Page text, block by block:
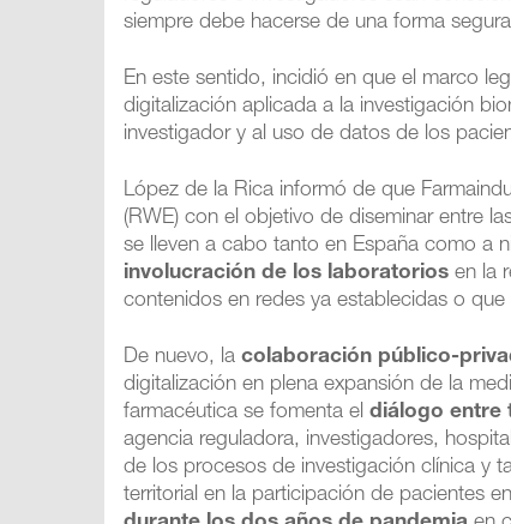
siempre debe hacerse de una forma
En este sentido, incidió en que el marco
digitalización aplicada a la investigación
investigador y al uso de datos de los
López de la Rica informó de que
(RWE) con el objetivo de diseminar entre
se lleven a cabo tanto en España como a
involucración de los laboratorios en la
contenidos en redes ya establecidas o
De nuevo, lacolaboración público-
digitalización en plena expansión de la
farmacéutica se fomenta eldiálogo entre
agencia reguladora, investigadores,
de los procesos de investigación clínica y
territorial en la participación de pacientes